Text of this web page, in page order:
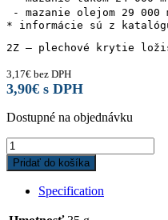
- mazanie olejom 29 000
* informácie sú z
2Z – plechové krytie
3,17€ bez DPH
3,90€ s DPH
Dostupné na objednávku
Ložisko
639
2Z
9x30x10
quantity
Pridať do košíka
Specification